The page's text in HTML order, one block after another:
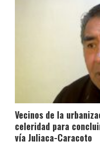
Vecinos de la
celeridad para
vía Juliaca-Caracoto